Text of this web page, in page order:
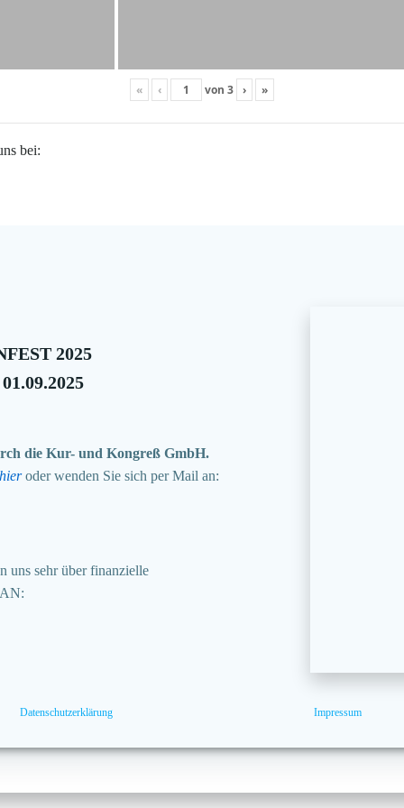
« ‹ von 3 › »
bei:
2025
die Kur- und Kongreß GmbH.
hieroder wenden Sie sich per Mail an:
uns sehr über finanzielle
Datenschutzerklärung Impressum